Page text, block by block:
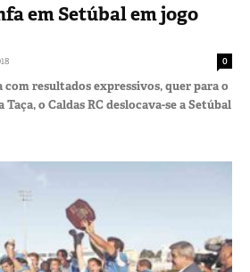
em Setúbal em jogo
0
com resultados expressivos, quer para o
o Caldas RC deslocava-se a Setúbal